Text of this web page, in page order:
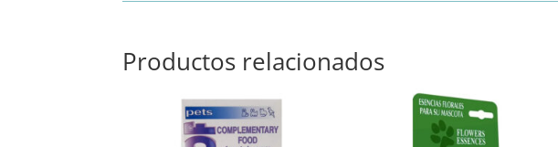
Productos relacionados